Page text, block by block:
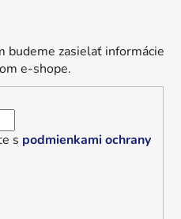
budeme zasielať informácie
e-shope.
s podmienkami ochrany